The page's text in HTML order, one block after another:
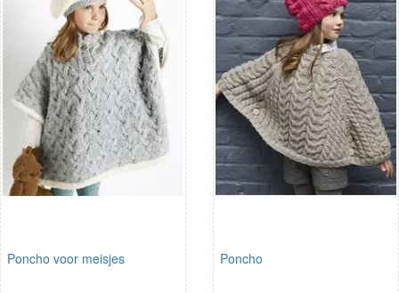
Poncho voor meisjes Poncho